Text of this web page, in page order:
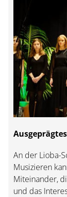
An der Lioba-
Musizieren
Miteinander,
und das